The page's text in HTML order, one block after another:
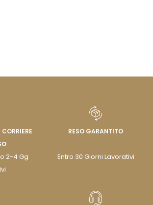
2-4 Gg
RESO GARANTITO
Entro 30 Giorni Lavorativi